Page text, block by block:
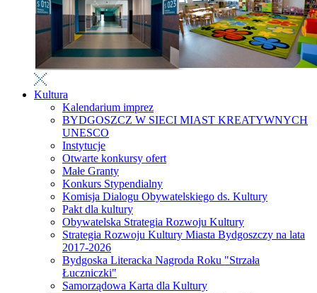
Kultura
Kalendarium imprez
BYDGOSZCZ W SIECI MIAST KREATYWNYCH
UNESCO
Instytucje
Otwarte konkursy ofert
Małe Granty
Konkurs Stypendialny
Komisja Dialogu Obywatelskiego ds. Kultury
Pakt dla kultury
Obywatelska Strategia Rozwoju Kultury
Strategia Rozwoju Kultury Miasta Bydgoszczy na lata
2017-2026
Bydgoska Literacka Nagroda Roku "Strzała
Łuczniczki"
Samorządowa Karta dla Kultury